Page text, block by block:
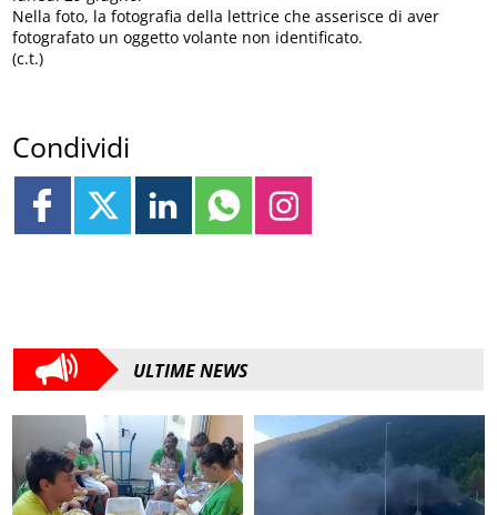
Nella foto, la fotografia della lettrice che asserisce di aver
fotografato un oggetto volante non identificato.
(c.t.)
Condividi
ULTIME NEWS